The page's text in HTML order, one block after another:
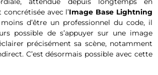
concrétisée avec l’Image Base Lightning
d’être un professionnel du code, il
possible de s’appuyer sur une image
précisément sa scène, notamment
C’est désormais possible avec cette